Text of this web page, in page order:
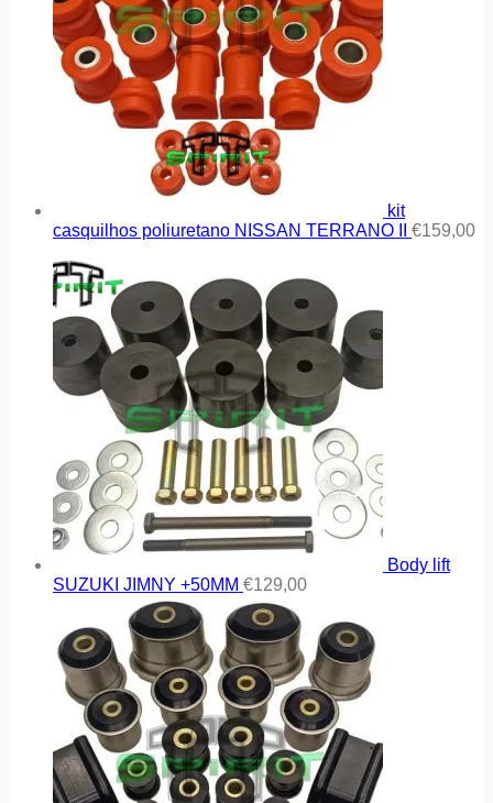
kit
casquilhos poliuretano NISSAN TERRANO II
€159,00
Body lift
SUZUKI JIMNY +50MM €129,00